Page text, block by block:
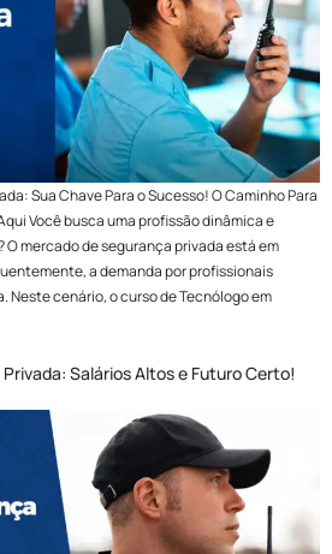
Sua Chave Para o Sucesso! O Caminho Para
Você busca uma profissão dinâmica e
mercado de segurança privada está em
a demanda por profissionais
cenário, o curso de Tecnólogo em
Salários Altos e Futuro Certo!